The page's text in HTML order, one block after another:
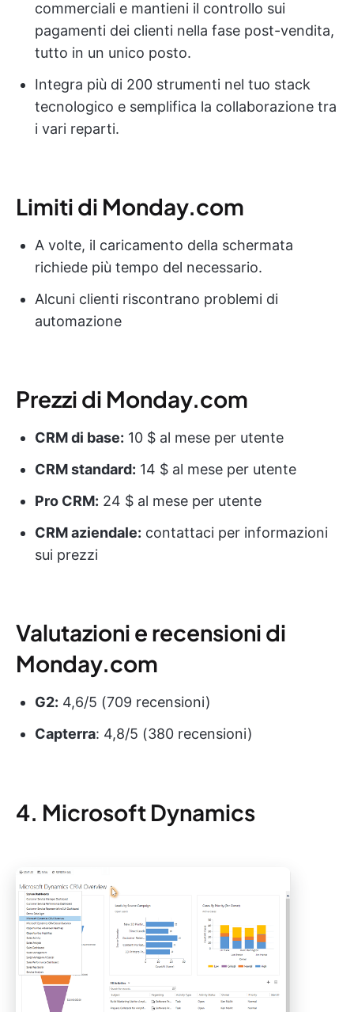
commerciali e mantieni il controllo sui
pagamenti dei clienti nella fase post-vendita,
tutto in un unico posto.
Integra più di 200 strumenti nel tuo stack
tecnologico e semplifica la collaborazione tra
i vari reparti.
Limiti di Monday.com
A volte, il caricamento della schermata
richiede più tempo del necessario.
Alcuni clienti riscontrano problemi di
automazione
Prezzi di Monday.com
CRM di base: 10 $ al mese per utente
CRM standard: 14 $ al mese per utente
Pro CRM: 24 $ al mese per utente
CRM aziendale: contattaci per informazioni
sui prezzi
Valutazioni e recensioni di
Monday.com
G2: 4,6/5 (709 recensioni)
Capterra: 4,8/5 (380 recensioni)
4. Microsoft Dynamics